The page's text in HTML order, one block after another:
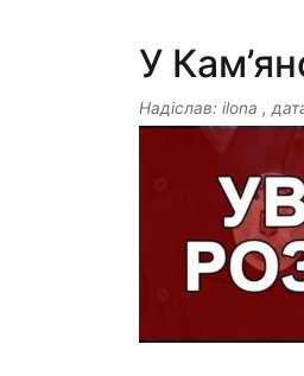
У
Надіслав: ilona ,